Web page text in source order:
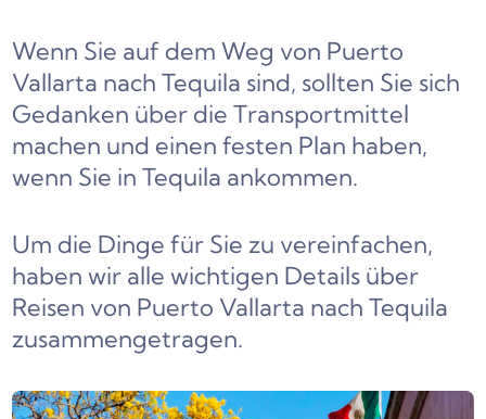
Wenn Sie auf dem Weg von Puerto
Vallarta nach Tequila sind, sollten Sie sich
Gedanken über die Transportmittel
machen und einen festen Plan haben,
wenn Sie in Tequila ankommen.
Um die Dinge für Sie zu vereinfachen,
haben wir alle wichtigen Details über
Reisen von Puerto Vallarta nach Tequila
zusammengetragen.